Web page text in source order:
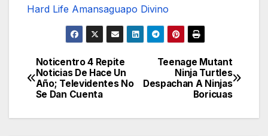
Hard Life Amansaguapo Divino
Navegación
de
entradas
Teenage Mutant
Ninja Turtles
Despachan A Ninjas
Boricuas
Noticentro 4 Repite
Noticias De Hace Un
Año; Televidentes No
Se Dan Cuenta